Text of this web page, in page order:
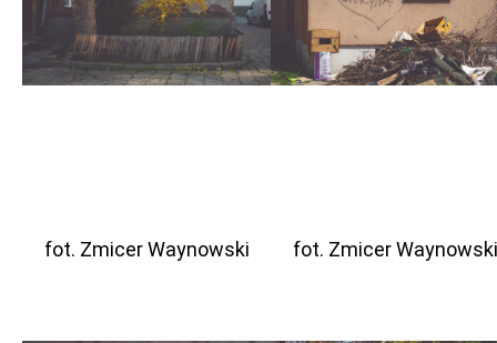
fot. Zmicer Waynowski fot. Zmicer Waynowski